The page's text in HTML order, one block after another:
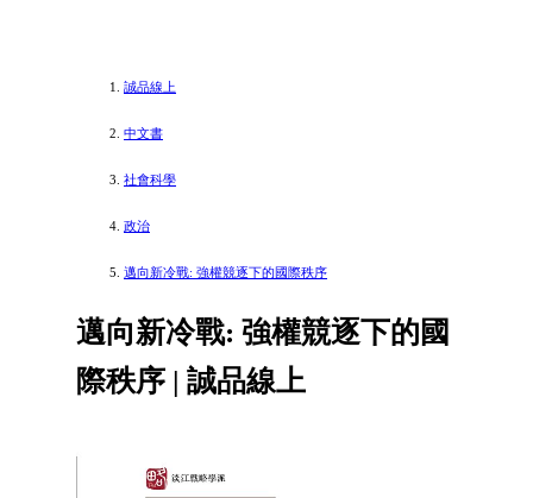
誠品線上
中文書
社會科學
政治
邁向新冷戰: 強權競逐下的國際秩序
邁向新冷戰: 強權競逐下的國
際秩序 | 誠品線上